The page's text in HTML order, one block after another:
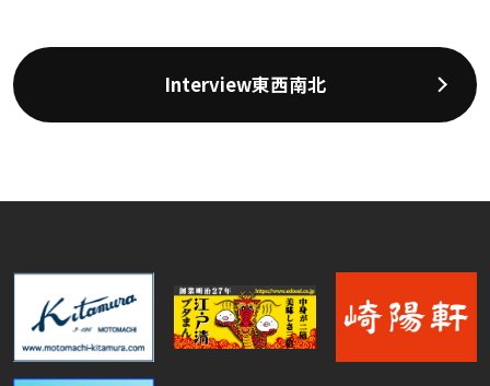
Interview東西南北